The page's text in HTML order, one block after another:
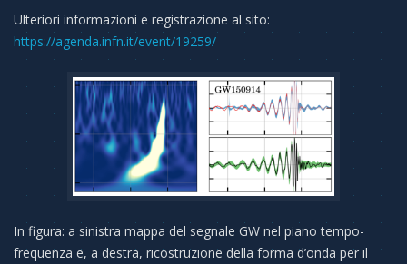
Ulteriori informazioni e registrazione al sito:
https://agenda.infn.it/event/19259/
In figura: a sinistra mappa del segnale GW nel piano tempo-
frequenza e, a destra, ricostruzione della forma d’onda per il